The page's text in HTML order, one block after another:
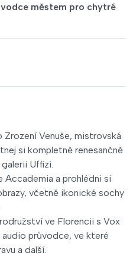
městem pro chytré
Venuše, mistrovská
si kompletně renesančně
Uffizi.
a prohlédni si
včetně ikonické sochy
ve Florencii s Vox
průvodce, ve které
a další.